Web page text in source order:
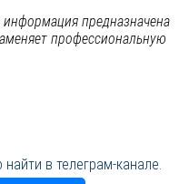
информация предназначена
профессиональную
в телеграм-канале.